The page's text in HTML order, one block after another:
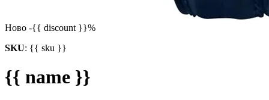
Ново -{{ discount }}%
SKU: {{ sku }}
{{ name }}